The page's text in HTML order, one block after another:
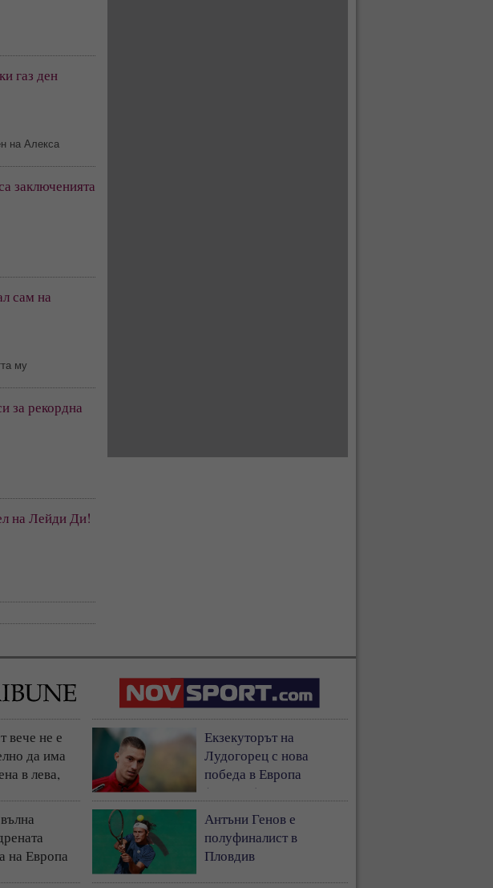
газ ден
на Алекса
заключенията
сам на
му
за рекордна
на Лейди Ди!
вече не е
да има
в лева,
на Европа
Екзекуторът на
Лудогорец с нова
победа в Европа
(ВИДЕО)
Антъни Генов е
полуфиналист в
Пловдив